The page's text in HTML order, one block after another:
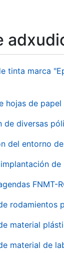
tinta marca
hojas de
de diversas
del entorno
de
FNMT-
rodamientos
material
material de